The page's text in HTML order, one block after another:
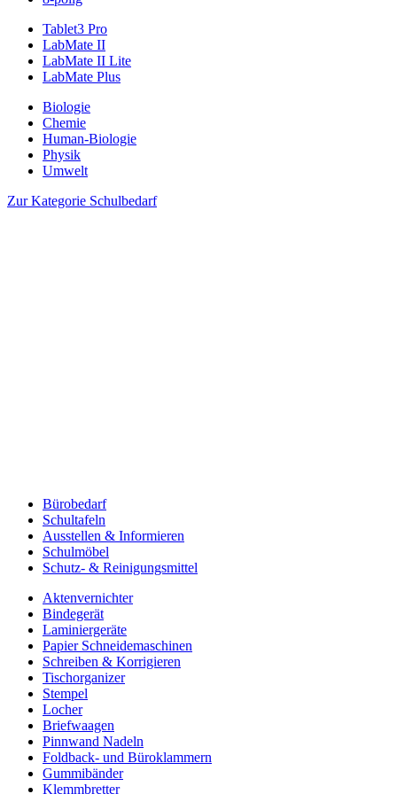
Tablet3 Pro
LabMate II
LabMate II Lite
LabMate Plus
Biologie
Chemie
Human-Biologie
Physik
Umwelt
Zur Kategorie Schulbedarf
Bürobedarf
Schultafeln
Ausstellen & Informieren
Schulmöbel
Schutz- & Reinigungsmittel
Aktenvernichter
Bindegerät
Laminiergeräte
Papier Schneidemaschinen
Schreiben & Korrigieren
Tischorganizer
Stempel
Locher
Briefwaagen
Pinnwand Nadeln
Foldback- und Büroklammern
Gummibänder
Klemmbretter